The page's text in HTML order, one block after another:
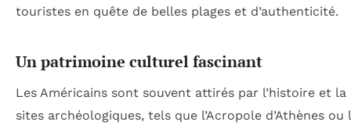
touristes en quête de belles plages et d’authenticité.
Un patrimoine culturel fascinant
Les Américains sont souvent attirés par l’histoire et
sites archéologiques, tels que l’Acropole d’Athènes